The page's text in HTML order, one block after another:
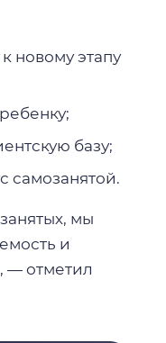
новому этапу
базу;
самозанятой.
мы
и
— отметил